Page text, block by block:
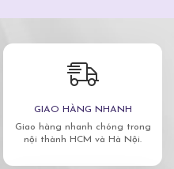
GIAO HÀNG NHANH
Giao hàng nhanh chóng trong
nội thành HCM và Hà Nội.